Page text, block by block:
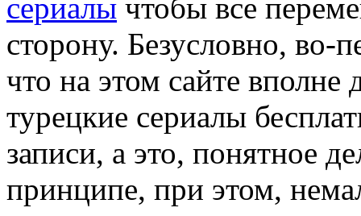
сериалы чтобы все
сторону. Безусловно,
что на этом сайте вполне
турецкие сериалы
записи, а это, понятное
принципе, при этом,